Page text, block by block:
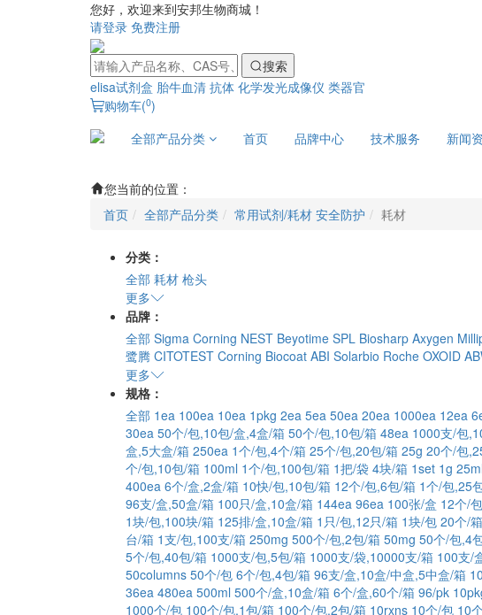
您好，欢迎来到安邦生物商城！
请登录 免费注册
搜索
elisa试剂盒 胎牛血清 抗体 化学发光成像仪 类器官
购物车(0)
全部产品分类
首页 品牌中心 技术服务 新闻
您当前的位置：
首页
全部产品分类 常用试剂/耗材 安全防护 耗材
分类：
全部 耗材 枪头
更多
品牌：
全部 Sigma Corning NEST Beyotime SPL Biosharp Axygen
鹭腾 CITOTEST Corning Biocoat ABI Solarbio Roche OXOID
更多
规格：
全部 1ea 100ea 10ea 1pkg 2ea 5ea 50ea 20ea 1000ea 12ea
30ea 50个/包,10包/盒,4盒/箱 50个/包,10包/箱 48ea 1000支/包
盒,5大盒/箱 250ea 1个/包,4个/箱 25个/包,20包/箱 25g 20个/包
个/包,10包/箱 100ml 1个/包,100包/箱 1把/袋 4块/箱 1set 1g 25ml
400ea 6个/盒,2盒/箱 10快/包,10包/箱 12个/包,6包/箱 1个/包,25
96支/盒,50盒/箱 100只/盒,10盒/箱 144ea 96ea 100张/盒 12个/
1块/包,100块/箱 125排/盒,10盒/箱 1只/包,12只/箱 1块/包 20个/箱
台/箱 1支/包,100支/箱 250mg 500个/包,2包/箱 50mg 50个/包,4
5个/包,40包/箱 1000支/包,5包/箱 1000支/袋,10000支/箱 100支/
50columns 50个/包 6个/包,4包/箱 96支/盒,10盒/中盒,5中盒/箱
36ea 480ea 500ml 500个/盒,10盒/箱 6个/盒,60个/箱 96/pk
1000个/包 100个/包,1包/箱 100个/包,2包/箱 10rxns 10个/包 10